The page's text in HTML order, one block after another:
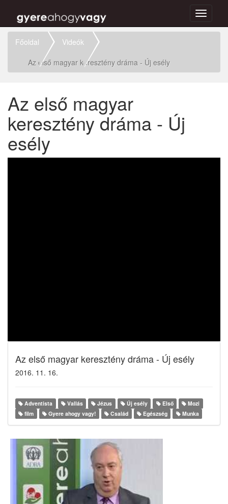
Toggle
Főoldal
Videók
Az első magyar keresztény dráma - Új esély
Az első magyar
keresztény dráma - Új
esély
Az első magyar keresztény dráma - Új esély
2016. 11. 16.
Adventista Vallás Jézus Új esély Első
Mozi
film
Gyere ahogy vagy! Család Egészség Munka